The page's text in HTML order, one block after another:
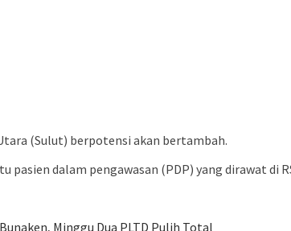
(Sulut) berpotensi akan bertambah.
pasien dalam pengawasan (PDP) yang dirawat di
Minggu Dua PLTD Pulih Total